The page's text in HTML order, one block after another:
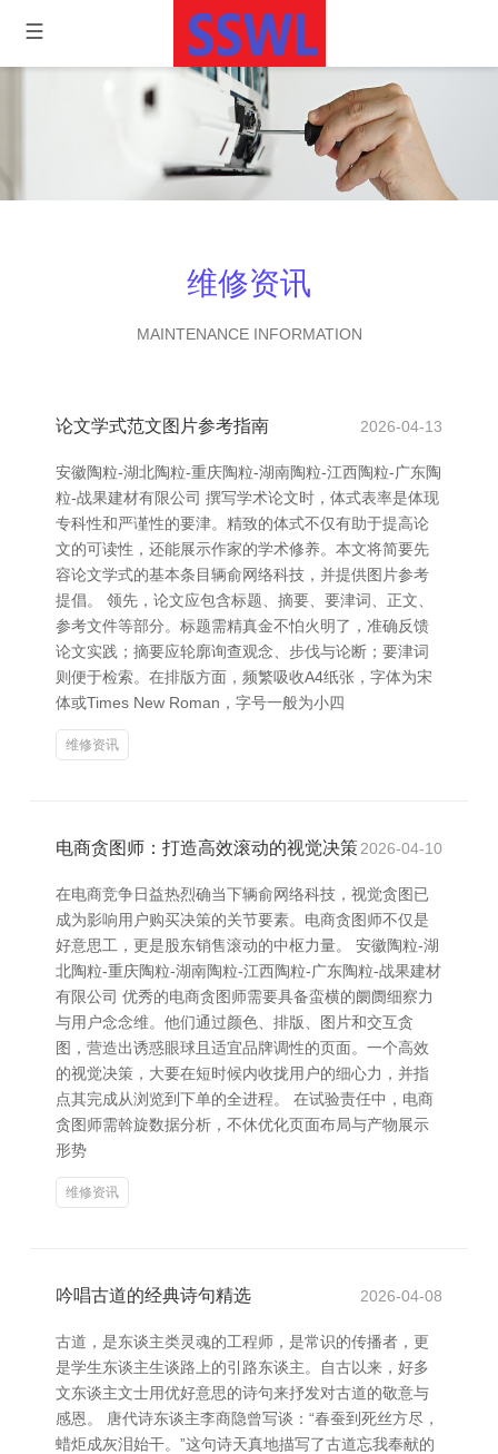
维修资讯
MAINTENANCE INFORMATION
论文学式范文图片参考指南 2026-04-13
安徽陶粒-湖北陶粒-重庆陶粒-湖南陶粒-江西陶粒-广东陶
粒-战果建材有限公司 撰写学术论文时，体式表率是体现
专科性和严谨性的要津。精致的体式不仅有助于提高论
文的可读性，还能展示作家的学术修养。本文将简要先
容论文学式的基本条目辆俞网络科技，并提供图片参考
提倡。 领先，论文应包含标题、摘要、要津词、正文、
参考文件等部分。标题需精真金不怕火明了，准确反馈
论文实践；摘要应轮廓询查观念、步伐与论断；要津词
则便于检索。在排版方面，频繁吸收A4纸张，字体为宋
体或Times New Roman，字号一般为小四
维修资讯
电商贪图师：打造高效滚动的视觉决策2026-04-10
在电商竞争日益热烈确当下辆俞网络科技，视觉贪图已
成为影响用户购买决策的关节要素。电商贪图师不仅是
好意思工，更是股东销售滚动的中枢力量。 安徽陶粒-湖
北陶粒-重庆陶粒-湖南陶粒-江西陶粒-广东陶粒-战果建材
有限公司 优秀的电商贪图师需要具备蛮横的阛阓细察力
与用户念念维。他们通过颜色、排版、图片和交互贪
图，营造出诱惑眼球且适宜品牌调性的页面。一个高效
的视觉决策，大要在短时候内收拢用户的细心力，并指
点其完成从浏览到下单的全进程。 在试验责任中，电商
贪图师需斡旋数据分析，不休优化页面布局与产物展示
形势
维修资讯
吟唱古道的经典诗句精选 2026-04-08
古道，是东谈主类灵魂的工程师，是常识的传播者，更
是学生东谈主生谈路上的引路东谈主。自古以来，好多
文东谈主文士用优好意思的诗句来抒发对古道的敬意与
感恩。 唐代诗东谈主李商隐曾写谈：“春蚕到死丝方尽，
蜡炬成灰泪始干。”这句诗天真地描写了古道忘我奉献的